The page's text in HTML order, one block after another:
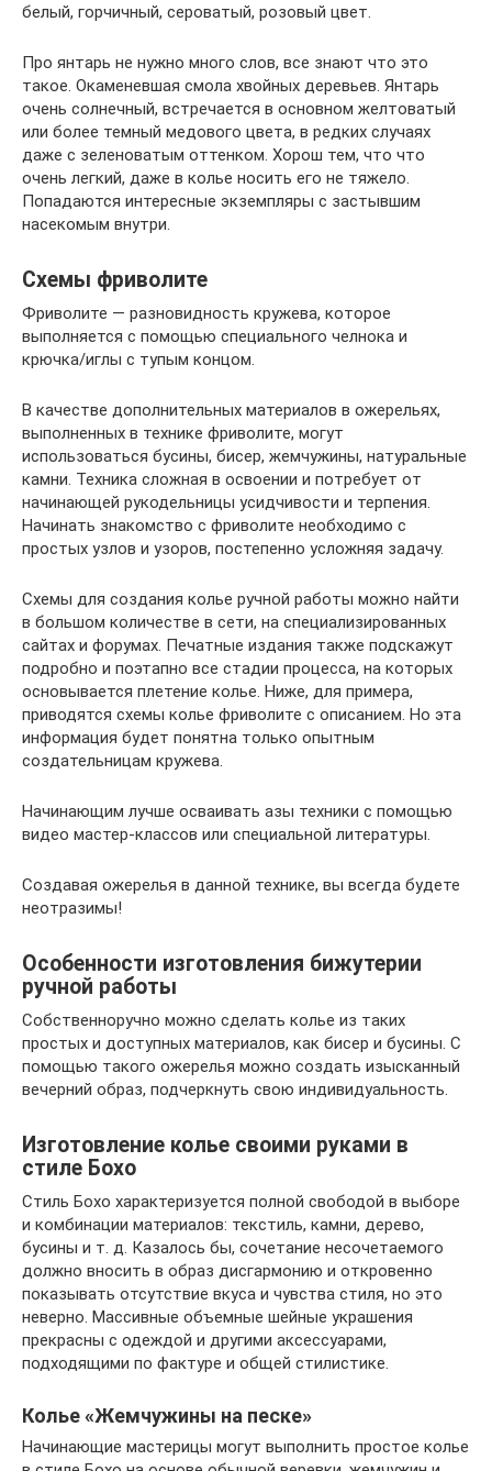
белый, горчичный, сероватый, розовый цвет.
Про янтарь не нужно много слов, все знают что это
такое. Окаменевшая смола хвойных деревьев. Янтарь
очень солнечный, встречается в основном желтоватый
или более темный медового цвета, в редких случаях
даже с зеленоватым оттенком. Хорош тем, что что
очень легкий, даже в колье носить его не тяжело.
Попадаются интересные экземпляры с застывшим
насекомым внутри.
Схемы фриволите
Фриволите — разновидность кружева, которое
выполняется с помощью специального челнока и
крючка/иглы с тупым концом.
В качестве дополнительных материалов в ожерельях,
выполненных в технике фриволите, могут
использоваться бусины, бисер, жемчужины, натуральные
камни. Техника сложная в освоении и потребует от
начинающей рукодельницы усидчивости и терпения.
Начинать знакомство с фриволите необходимо с
простых узлов и узоров, постепенно усложняя задачу.
Схемы для создания колье ручной работы можно найти
в большом количестве в сети, на специализированных
сайтах и форумах. Печатные издания также подскажут
подробно и поэтапно все стадии процесса, на которых
основывается плетение колье. Ниже, для примера,
приводятся схемы колье фриволите с описанием. Но эта
информация будет понятна только опытным
создательницам кружева.
Начинающим лучше осваивать азы техники с помощью
видео мастер-классов или специальной литературы.
Создавая ожерелья в данной технике, вы всегда будете
неотразимы!
Особенности изготовления бижутерии
ручной работы
Собственноручно можно сделать колье из таких
простых и доступных материалов, как бисер и бусины. С
помощью такого ожерелья можно создать изысканный
вечерний образ, подчеркнуть свою индивидуальность.
Изготовление колье своими руками в
стиле Бохо
Стиль Бохо характеризуется полной свободой в выборе
и комбинации материалов: текстиль, камни, дерево,
бусины и т. д. Казалось бы, сочетание несочетаемого
должно вносить в образ дисгармонию и откровенно
показывать отсутствие вкуса и чувства стиля, но это
неверно. Массивные объемные шейные украшения
прекрасны с одеждой и другими аксессуарами,
подходящими по фактуре и общей стилистике.
Колье «Жемчужины на песке»
Начинающие мастерицы могут выполнить простое колье